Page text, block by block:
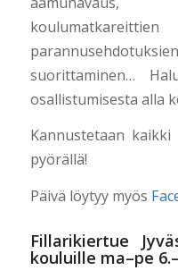
suorittaminen…
osallistumisesta alla
Kannustetaan
pyörällä!
Päivä löytyy myös
Fillarikiertue
kouluille ma–pe